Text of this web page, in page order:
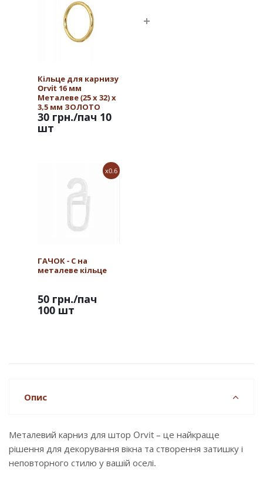
Кільце для карнизу
Orvit 16 мм
Металеве (25 х 32) х
3,5 мм ЗОЛОТО
30 грн./пач 10
шт
x0.6
ГАЧОК - С на
металеве кільце
50 грн./пач
100 шт
Опис
Металевий карниз для штор Orvit – це найкраще
рішення для декорування вікна та створення затишку і
неповторного стилю у вашій оселі.